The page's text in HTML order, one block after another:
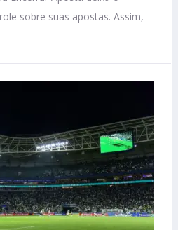
sobre suas apostas. Assim,